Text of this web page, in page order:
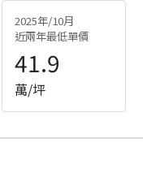
2025年/10月
近兩年最低單價
41.9
萬/坪